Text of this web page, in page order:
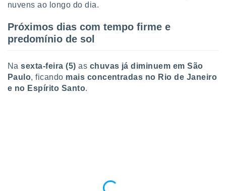
nuvens ao longo do dia.
Próximos dias com tempo firme e
predomínio de sol
Nasexta-feira (5) as chuvas já diminuem em São
Paulo, ficando mais concentradas no Rio de Janeiro
e no Espírito Santo.